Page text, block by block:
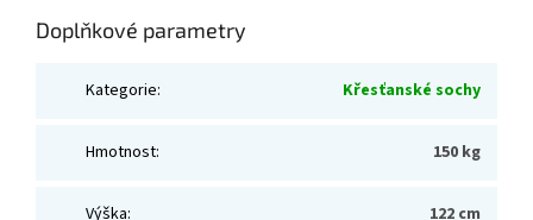
Doplňkové parametry
Kategorie: Křesťanské sochy
Hmotnost: 150 kg
Výška: 122 cm